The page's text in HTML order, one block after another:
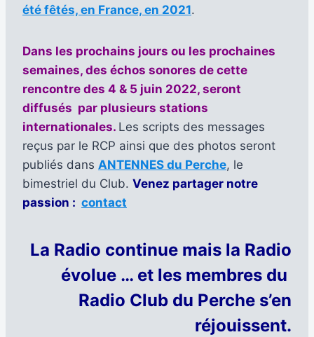
été fêtés, en France, en 2021.
Dans les prochains jours ou les prochaines
semaines, des échos sonores de cette
rencontre des 4 & 5 juin 2022, seront
diffusés par plusieurs stations
internationales. Les scripts des messages
reçus par le RCP ainsi que des photos seront
publiés dans ANTENNES du Perche, le
bimestriel du Club. Venez partager notre
passion : contact
La Radio continue mais la Radio
évolue … et les membres du
Radio Club du Perche s’en
réjouissent.